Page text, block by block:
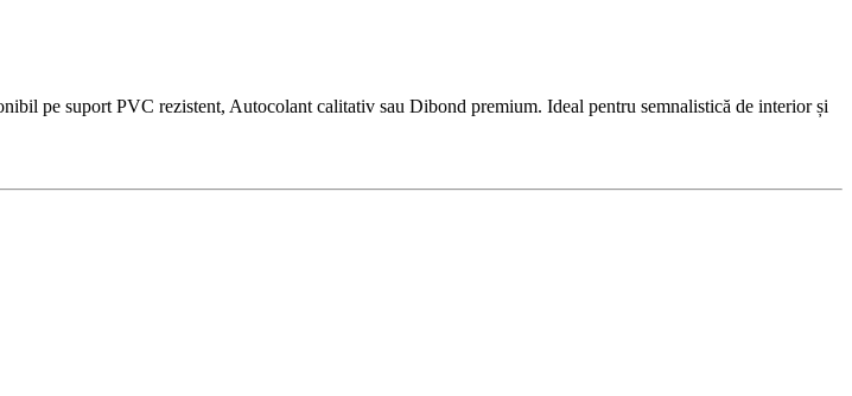
pe suport PVC rezistent, Autocolant calitativ sau Dibond premium. Ideal pentru semnalistică de interior și